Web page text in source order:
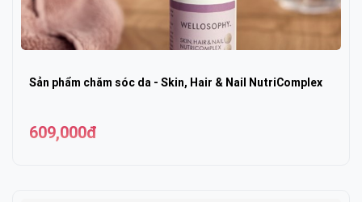
Sản phẩm chăm sóc da - Skin, Hair & Nail NutriComplex
609,000đ